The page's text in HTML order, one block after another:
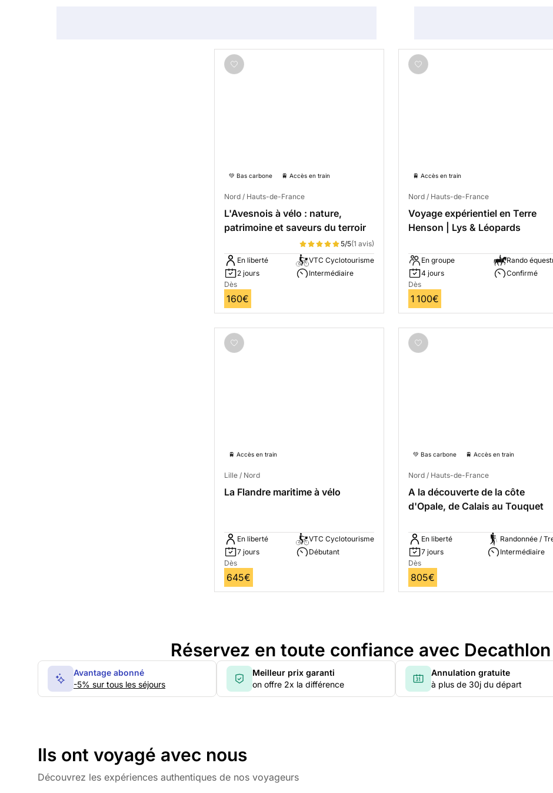
💚 Bas carbone 🚆 Accès en train
Nord / Hauts-de-France
L'Avesnois à vélo : nature,
patrimoine et saveurs du terroir
5/5(1 avis)
En liberté
2 jours
VTC Cyclotourisme
Intermédiaire
Dès
160€
🚆 Accès en train
Nord / Hauts-de-France
Voyage expérientiel en Terre
Henson | Lys & Léopards
En groupe
4 jours
Rando
Confirmé
Dès
1 100€
🚆 Accès en train
Lille / Nord
La Flandre maritime à vélo
En liberté
7 jours
VTC Cyclotourisme
Débutant
Dès
645€
💚 Bas carbone 🚆 Accès en train
Nord / Hauts-de-France
A la découverte de la côte
d'Opale, de Calais au Touquet
En liberté
7 jours
Randonnée /
Intermédiaire
Dès
805€
Réservez en toute confiance avec
Avantage abonné
-5% sur tous les séjours
Meilleur prix garanti
on offre 2x la différence
Annulation gratuite
à plus de 30j du départ
Ils ont voyagé avec nous
Découvrez les expériences authentiques de nos voyageurs